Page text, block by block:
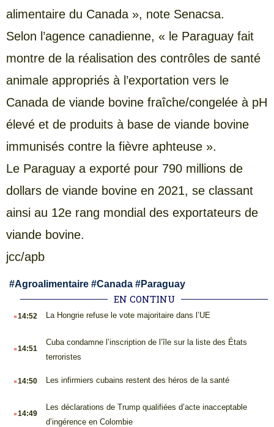
alimentaire du Canada », note Senacsa.
Selon l’agence canadienne, « le Paraguay fait
montre de la réalisation des contrôles de santé
animale appropriés à l’exportation vers le
Canada de viande bovine fraîche/congelée à pH
élevé et de produits à base de viande bovine
immunisés contre la fièvre aphteuse ».
Le Paraguay a exporté pour 790 millions de
dollars de viande bovine en 2021, se classant
ainsi au 12e rang mondial des exportateurs de
viande bovine.
jcc/apb
#Agroalimentaire #Canada #Paraguay
EN CONTINU
.14:52 La Hongrie refuse le vote majoritaire dans l’UE
.14:51
Cuba condamne l’inscription de l’île sur la liste des États
terroristes
.14:50 Les infirmiers cubains restent des héros de la santé
.14:49
Les déclarations de Trump qualifiées d’acte inacceptable
d’ingérence en Colombie